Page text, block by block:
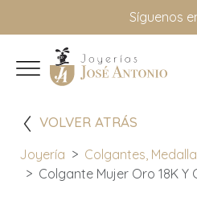
Síguenos
VOLVER ATRÁS
Joyería
Colgantes,
Colgante Mujer Oro 18K Y